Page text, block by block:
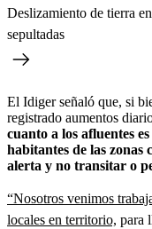
Deslizamiento de tierra
sepultadas
El Idiger señaló que, si
registrado aumentos
cuanto a los afluentes
habitantes de las zonas
alerta y no transitar o
“Nosotros venimos
locales en territorio, para